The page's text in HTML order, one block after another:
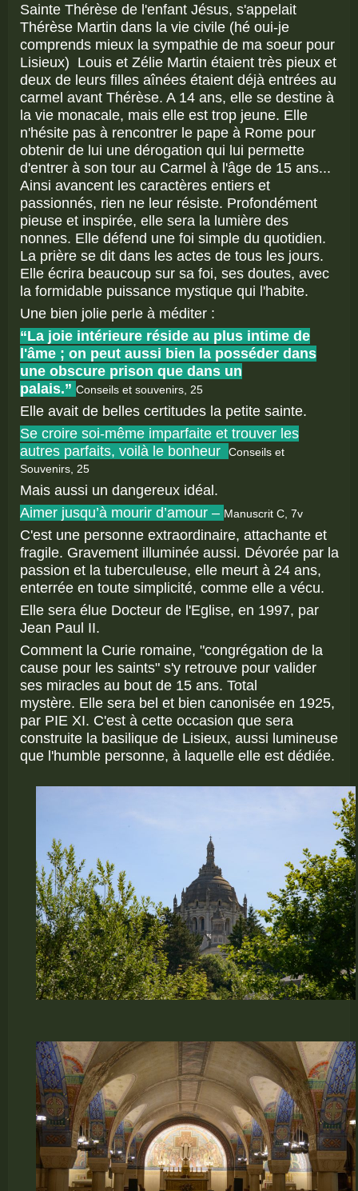
Sainte Thérèse de l'enfant Jésus, s'appelait
Thérèse Martin dans la vie civile (hé oui-je
comprends mieux la sympathie de ma soeur pour
Lisieux) Louis et Zélie Martin étaient très pieux et
deux de leurs filles aînées étaient déjà entrées au
carmel avant Thérèse. A 14 ans, elle se destine à
la vie monacale, mais elle est trop jeune. Elle
n'hésite pas à rencontrer le pape à Rome pour
obtenir de lui une dérogation qui lui permette
d'entrer à son tour au Carmel à l'âge de 15 ans...
Ainsi avancent les caractères entiers et
passionnés, rien ne leur résiste. Profondément
pieuse et inspirée, elle sera la lumière des
nonnes. Elle défend une foi simple du quotidien.
La prière se dit dans les actes de tous les jours.
Elle écrira beaucoup sur sa foi, ses doutes, avec
la formidable puissance mystique qui l'habite.
Une bien jolie perle à méditer :
“La joie intérieure réside au plus intime de
l'âme ; on peut aussi bien la posséder dans
une obscure prison que dans un
palais.” Conseils et souvenirs, 25
Elle avait de belles certitudes la petite sainte.
Se croire soi-même imparfaite et trouver les
autres parfaits, voilà le bonheur
Conseils et
Souvenirs, 25
Mais aussi un dangereux idéal.
Aimer jusqu’à mourir d’amour – Manuscrit C, 7v
C'est une personne extraordinaire, attachante et
fragile. Gravement illuminée aussi. Dévorée par la
passion et la tuberculeuse, elle meurt à 24 ans,
enterrée en toute simplicité, comme elle a vécu.
Elle sera élue Docteur de l'Eglise, en 1997, par
Jean Paul II.
Comment la Curie romaine, "congrégation de la
cause pour les saints" s'y retrouve pour valider
ses miracles au bout de 15 ans. Total
mystère. Elle sera bel et bien canonisée en 1925,
par PIE XI. C'est à cette occasion que sera
construite la basilique de Lisieux, aussi lumineuse
que l'humble personne, à laquelle elle est dédiée.